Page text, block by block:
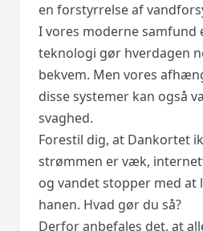
en forstyrrelse af
I vores moderne samfund
teknologi gør hverdagen
bekvem. Men vores
disse systemer kan også
svaghed.
Forestil dig, at Dankortet
strømmen er væk,
og vandet stopper med at
hanen. Hvad gør du så?
Derfor anbefales det, at